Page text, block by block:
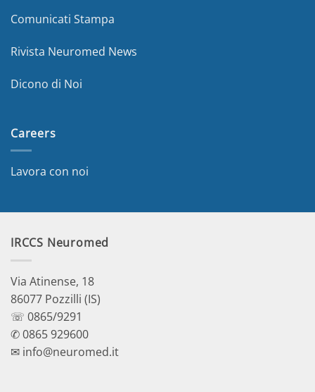
Comunicati Stampa
Rivista Neuromed News
Dicono di Noi
Careers
Lavora con noi
IRCCS Neuromed
Via Atinense, 18
86077 Pozzilli (IS)
☏ 0865/9291
✆ 0865 929600
✉ info@neuromed.it